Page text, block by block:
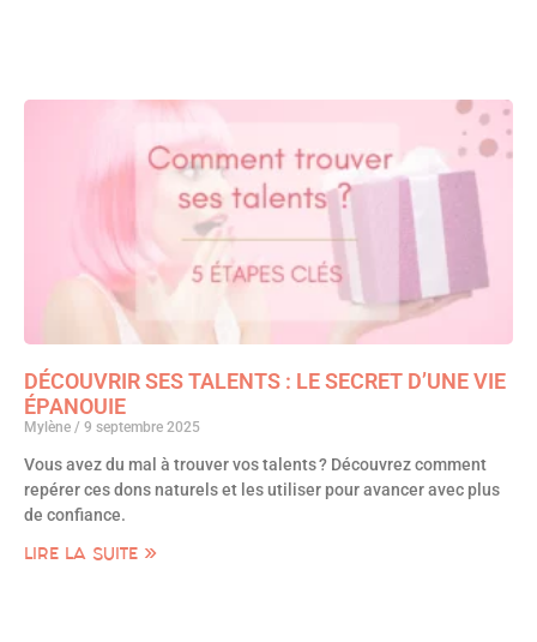
DÉCOUVRIR SES TALENTS : LE SECRET D’UNE VIE
ÉPANOUIE
Mylène 9 septembre 2025
Vous avez du mal à trouver vos talents ? Découvrez comment
repérer ces dons naturels et les utiliser pour avancer avec plus
de confiance.
LIRE LA SUITE »